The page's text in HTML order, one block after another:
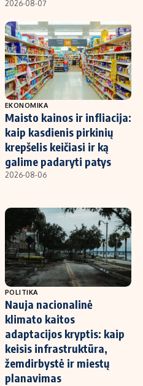
2026-08-07
EKONOMIKA
Maisto kainos ir infliacija:
kaip kasdienis pirkinių
krepšelis keičiasi ir ką
galime padaryti patys
2026-08-06
POLITIKA
Nauja nacionalinė
klimato kaitos
adaptacijos kryptis: kaip
keisis infrastruktūra,
žemdirbystė ir miestų
planavimas